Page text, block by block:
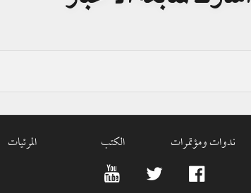
ندوات ومؤتمرات الكتب المرئيات